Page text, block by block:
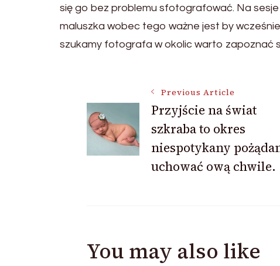
się go bez problemu sfotografować. Na
maluszka wobec tego ważne jest by
szukamy fotografa w okolic warto zapoznać
Post
Navigation
Previous Article
Przyjście na świat
szkraba to okres
niespotykany
uchować ową chwile.
You may also like